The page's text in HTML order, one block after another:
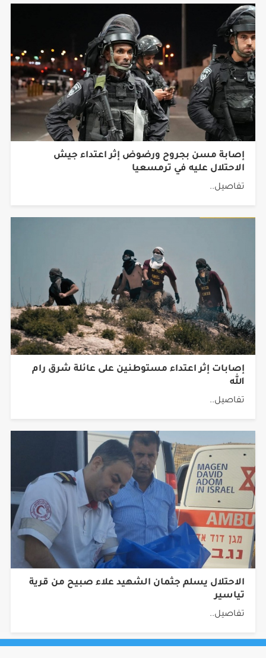
إصابة مسن بجروح ورضوض إثر اعتداء جيش
الاحتلال عليه في ترمسعيا
تفاصيل..
‏إصابات إثر اعتداء مستوطنين على عائلة شرق رام
الله
تفاصيل..
الاحتلال يسلم جثمان الشهيد علاء صبيح من قرية
تياسير
تفاصيل..